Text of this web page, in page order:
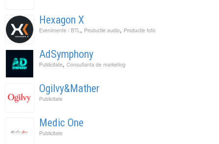
Hexagon X
Evenimente / BTL , Productie audio, Productie foto
AdSymphony
Publicitate, Consultanta de marketing
Ogilvy&Mather
Publicitate
Medic One
Publicitate